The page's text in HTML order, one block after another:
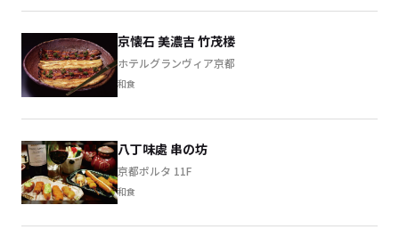
京懐石 美濃吉 竹茂楼
ホテルグランヴィア京都
和食
八丁味處 串の坊
京都ポルタ 11F
和食